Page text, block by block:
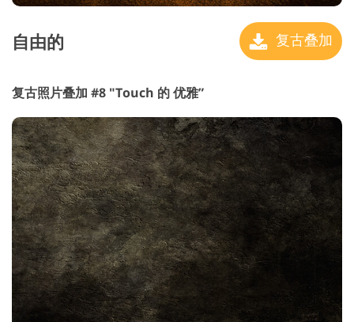
自由的 复古叠加
复古照片叠加 #8 "Touch 的 优雅”